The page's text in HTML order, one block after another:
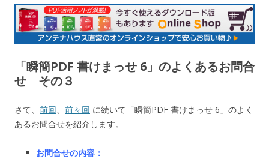
「瞬簡PDF 書けまっせ 6」のよくあるお問合
せ その３
さて、 前回 前々回 に続いて「瞬簡PDF 書けまっせ 6」のよく
あるお問合せを紹介します。
お問合せの内容：